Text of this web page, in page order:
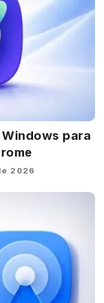
para
2026